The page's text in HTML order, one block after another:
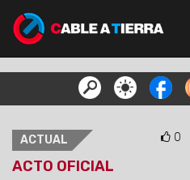
ACTUAL 0
ACTO OFICIAL